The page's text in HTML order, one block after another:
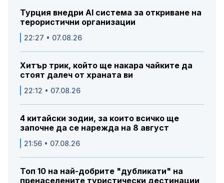
Турция внедри AI система за откриване на
терористични организации
22:27 • 07.08.26
Хитър трик, който ще накара чайките да
стоят далеч от храната ви
22:12 • 07.08.26
4 китайски зодии, за които всичко ще
започне да се нарежда на 8 август
21:56 • 07.08.26
Топ 10 на най-добрите "дубликати" на
пренаселените туристически дестинации